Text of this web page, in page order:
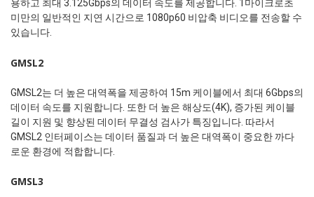
용하고 최대 3.125Gbps의 데이터 속도를 제공합니다. 1마이크로초
미만의 일반적인 지연 시간으로 1080p60 비압축 비디오를 전송할 수
있습니다.
GMSL2
GMSL2는 더 높은 대역폭을 제공하여 15m 케이블에서 최대 6Gbps의
데이터 속도를 지원합니다. 또한 더 높은 해상도(4K), 증가된 케이블
길이 지원 및 향상된 데이터 무결성 검사가 특징입니다. 따라서
GMSL2 인터페이스는 데이터 품질과 더 높은 대역폭이 중요한 까다
로운 환경에 적합합니다.
GMSL3